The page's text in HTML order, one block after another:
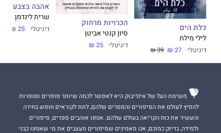
כלת הים
לילי מילת
דיגיטלי 27 ₪
39 ₪
הכרויות מרחוק
סיון קנטי אביטן
דיגיטלי 25 ₪
אהבה בצבעים
שרית לינדמן
דיגיטלי 25 ₪
משימת העל של אינדיבוק היא לאפשר לכמה שיותר סופרים וסופרות
להפיץ לעולם את הסיפורים והמסרים שלהם, לתת לקוראים חופש בחירה
והעשיר את כוח הקריאה בעולם שלהם. אנחנו אוהבים ספרים, סיפורים
ולמידה, בדיוק כמוכם, אנו מאמינים שסיפורים מעצבים את מי שאנחנו כבני